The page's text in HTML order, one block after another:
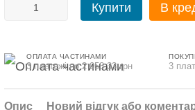
Купити В
ОПЛАТА ЧАСТИНАМИ
3 платежі по 2 053.33 грн 3
Опис
Новий відгук або